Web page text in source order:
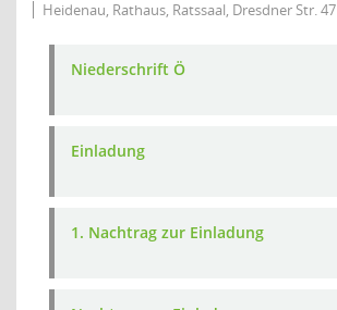
Heidenau, Rathaus, Ratssaal, Dresdner Str. 47
Niederschrift Ö
Einladung
1. Nachtrag zur Einladung